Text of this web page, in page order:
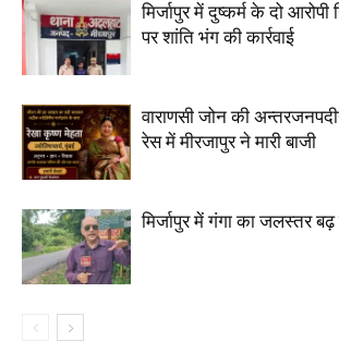
मिर्जापुर में दुष्कर्म के दो आरोपी
पर शांति भंग की कार्रवाई
वाराणसी जोन की
रेस में मीरजापुर ने मारी बाजी
मिर्जापुर में गंगा का जलस्तर बढ़